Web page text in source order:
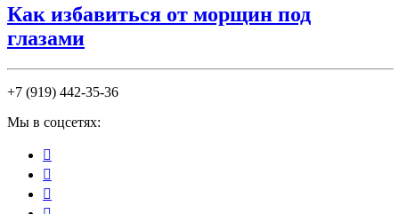
Как избавиться от морщин под
глазами
+7 (919) 442-35-36
Мы в соцсетях:


